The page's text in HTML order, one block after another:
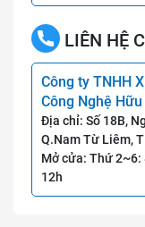
LIÊN HỆ
Công ty TNHH
Công Nghệ
Địa chỉ: Số 18B,
Q.Nam Từ Liêm,
Mở cửa: Thứ
12h